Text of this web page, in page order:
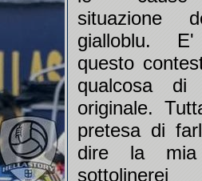
situazione
gialloblu.
questo
qualcosa
originale.
pretesa di
dire la mia